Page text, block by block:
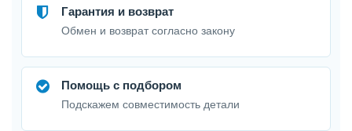
Гарантия и возврат
Обмен и возврат согласно закону
Помощь с подбором
Подскажем совместимость детали